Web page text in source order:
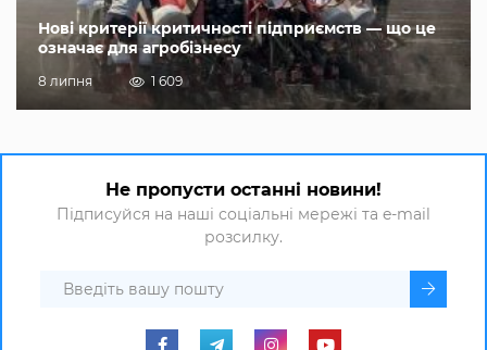
Нові критерії критичності підприємств — що це
означає для агробізнесу
8 липня 1 609
Не пропусти останні новини!
Підписуйся на наші соціальні мережі та e-mail
розсилку.